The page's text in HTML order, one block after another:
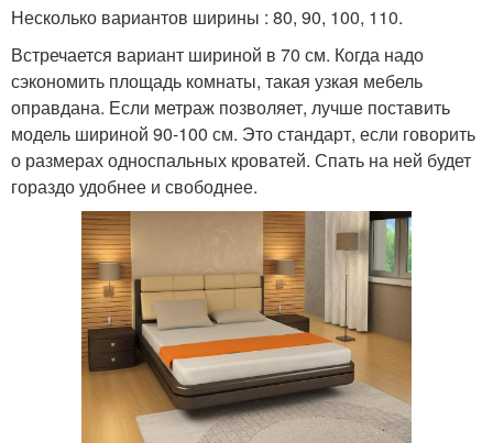
Несколько вариантов ширины : 80, 90, 100, 110.
Встречается вариант шириной в 70 см. Когда надо
сэкономить площадь комнаты, такая узкая мебель
оправдана. Если метраж позволяет, лучше поставить
модель шириной 90-100 см. Это стандарт, если говорить
о размерах односпальных кроватей. Спать на ней будет
гораздо удобнее и свободнее.